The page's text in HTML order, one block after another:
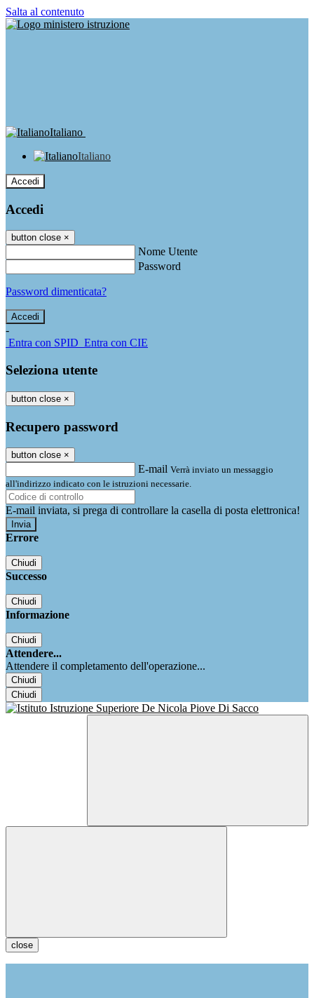
Salta al contenuto
Italiano
Italiano
Accedi
Accedi
button close ×
Nome Utente
Password
Password dimenticata?
-
Entra con SPID Entra con CIE
Seleziona utente
button close ×
Recupero password
button close ×
E-mail Verrà inviato un messaggio
all'indirizzo indicato con le istruzioni necessarie.
E-mail inviata, si prega di controllare la casella di posta elettronica!
Errore
Chiudi
Successo
Chiudi
Informazione
Chiudi
Attendere...
Attendere il completamento dell'operazione...
Chiudi
Chiudi
close